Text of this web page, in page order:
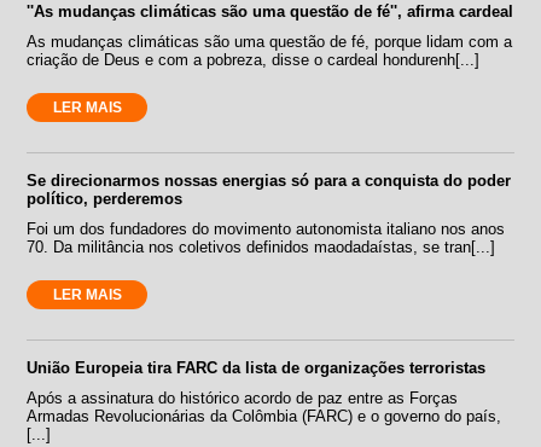
''As mudanças climáticas são uma questão de fé'', afirma cardeal
As mudanças climáticas são uma questão de fé, porque lidam com a
criação de Deus e com a pobreza, disse o cardeal hondurenh[...]
LER MAIS
Se direcionarmos nossas energias só para a conquista do poder
político, perderemos
Foi um dos fundadores do movimento autonomista italiano nos anos
70. Da militância nos coletivos definidos maodadaístas, se tran[...]
LER MAIS
União Europeia tira FARC da lista de organizações terroristas
Após a assinatura do histórico acordo de paz entre as Forças
Armadas Revolucionárias da Colômbia (FARC) e o governo do país,
[...]